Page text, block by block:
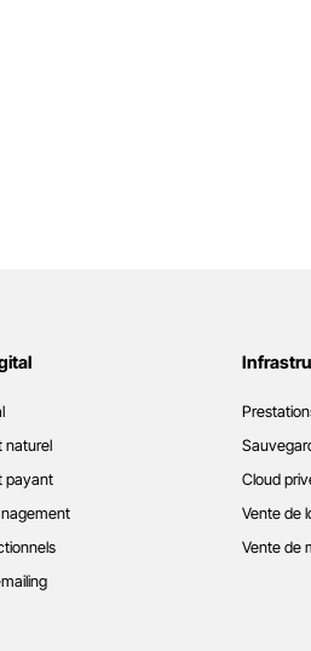
naturel
payant
Cloud
Vente de
Vente de